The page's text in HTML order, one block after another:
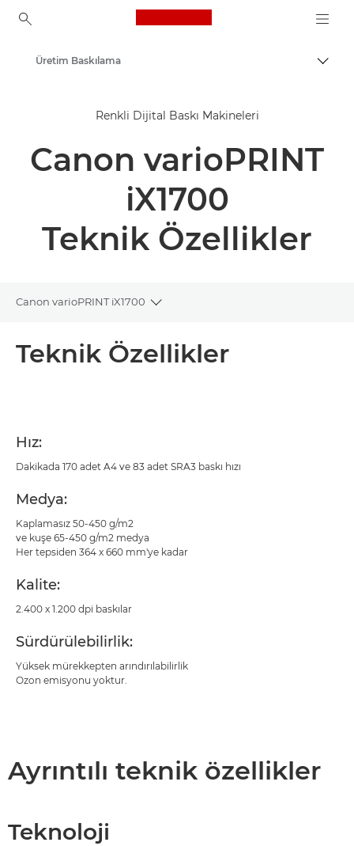
Canon Logo, back to
İçerik
Çözümler ve Hizmetler
Kurumsal Ürünler
Üretim Baskılama
Renkli Dijital Baskı Makineleri
Canon varioPRINT
iX1700
Teknik Özellikler
Canon varioPRINT iX1700
Toggle breadcrumbs
Teknik Özellikler
Hız:
Dakikada 170 adet A4 ve 83 adet SRA3 baskı hızı
Medya:
Kaplamasız 50-450 g/m2
ve kuşe 65-450 g/m2 medya
Her tepsiden 364 x 660 mm'ye kadar
Kalite:
2.400 x 1.200 dpi baskılar
Sürdürülebilirlik:
Yüksek mürekkepten arındırılabilirlik
Ozon emisyonu yoktur.
Ayrıntılı teknik özellikler
Teknoloji